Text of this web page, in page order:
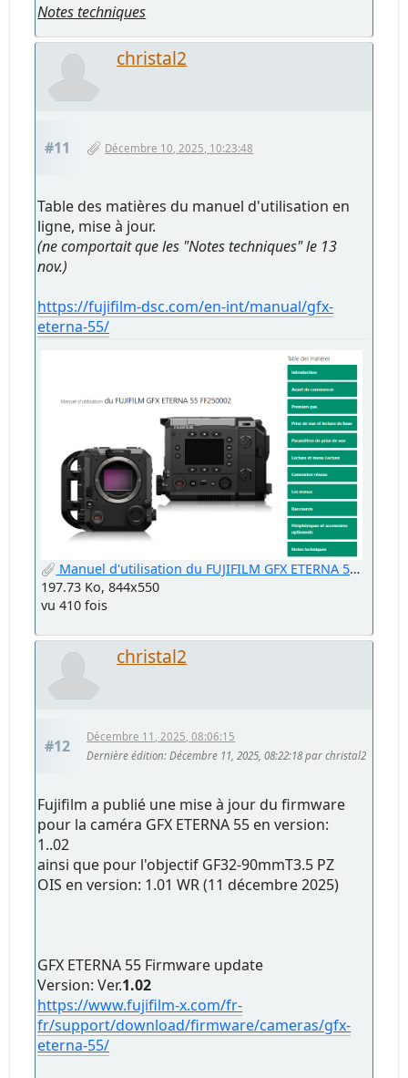
Notes techniques
christal2
#11 Décembre 10, 2025, 10:23:48
Table des matières du manuel d'utilisation en
ligne, mise à jour.
(ne comportait que les "Notes techniques" le 13
nov.)
https://fujifilm-dsc.com/en-int/manual/gfx-
eterna-55/
Manuel d'utilisation du FUJIFILM GFX ETERNA 55 FF250002.png
197.73 Ko, 844x550
vu 410 fois
christal2
#12
Décembre 11, 2025, 08:06:15
Dernière édition: Décembre 11, 2025, 08:22:18 par christal2
Fujifilm a publié une mise à jour du firmware
pour la caméra GFX ETERNA 55 en version:
1..02
ainsi que pour l'objectif GF32-90mmT3.5 PZ
OIS en version: 1.01 WR (11 décembre 2025)
GFX ETERNA 55 Firmware update
Version: Ver.1.02
https://www.fujifilm-x.com/fr-
fr/support/download/firmware/cameras/gfx-
eterna-55/